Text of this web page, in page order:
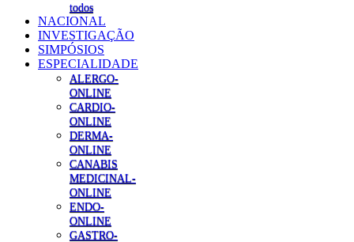
todos
NACIONAL
INVESTIGAÇÃO
SIMPÓSIOS
ESPECIALIDADE
ALERGO-
ONLINE
CARDIO-
ONLINE
DERMA-
ONLINE
CANABIS
MEDICINAL-
ONLINE
ENDO-
ONLINE
GASTRO-